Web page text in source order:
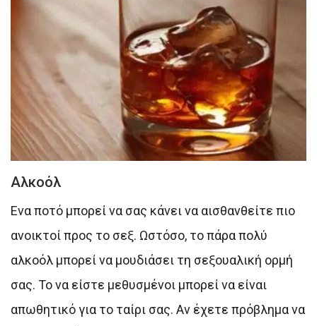
Αλκοόλ
Ενα ποτό μπορεί να σας κάνει να αισθανθείτε πιο
ανοικτοί προς το σεξ. Ωστόσο, το πάρα πολύ
αλκοόλ μπορεί να μουδιάσει τη σεξουαλική ορμή
σας. Το να είστε μεθυσμένοι μπορεί να είναι
απωθητικό για το ταίρι σας. Αν έχετε πρόβλημα να